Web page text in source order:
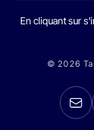
En cliquant sur
© 2026